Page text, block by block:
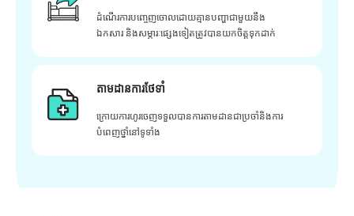
ដំណើរការបញ្ចេញចោលដោយគ្មានបញ្ហាជាមួយនឹង
ឯកសារ និងសម្ភារៈផ្សេងទៀតត្រូវបានយកចិត្តទុកដាក់
តាមដានការថែទាំ
ក្រោយ​ការ​ហូរ​ចេញ​ទទួល​បាន​ការ​តាមដាន​ជា​ប្រចាំ​និង​ការ​
បំពេញ​ថ្នាំ​នៅ​ទូទាំង​